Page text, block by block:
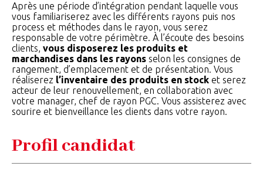
Après une période d’intégration pendant laquelle vous
vous familiariserez avec les différents rayons puis nos
process et méthodes dans le rayon, vous serez
responsable de votre périmètre. À l’écoute des besoins
clients, vous disposerez les produits et
marchandises dans les rayons selon les consignes de
rangement, d’emplacement et de présentation. Vous
réaliserez l’inventaire des produits en stock et serez
acteur de leur renouvellement, en collaboration avec
votre manager, chef de rayon PGC. Vous assisterez avec
sourire et bienveillance les clients dans votre rayon.
Profil candidat